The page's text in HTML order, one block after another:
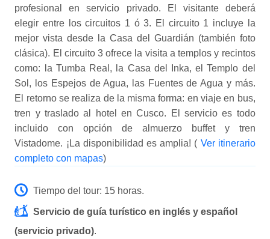
profesional en servicio privado. El visitante deberá
elegir entre los circuitos 1 ó 3. El circuito 1 incluye la
mejor vista desde la Casa del Guardián (también foto
clásica). El circuito 3 ofrece la visita a templos y recintos
como: la Tumba Real, la Casa del Inka, el Templo del
Sol, los Espejos de Agua, las Fuentes de Agua y más.
El retorno se realiza de la misma forma: en viaje en bus,
tren y traslado al hotel en Cusco. El servicio es todo
incluido con opción de almuerzo buffet y tren
Vistadome. ¡La disponibilidad es amplia! ( Ver itinerario
completo con mapas)
Tiempo del tour: 15 horas.
Servicio de guía turístico en inglés y español
(servicio privado).